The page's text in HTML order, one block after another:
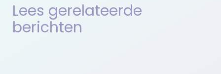
Lees gerelateerde
berichten